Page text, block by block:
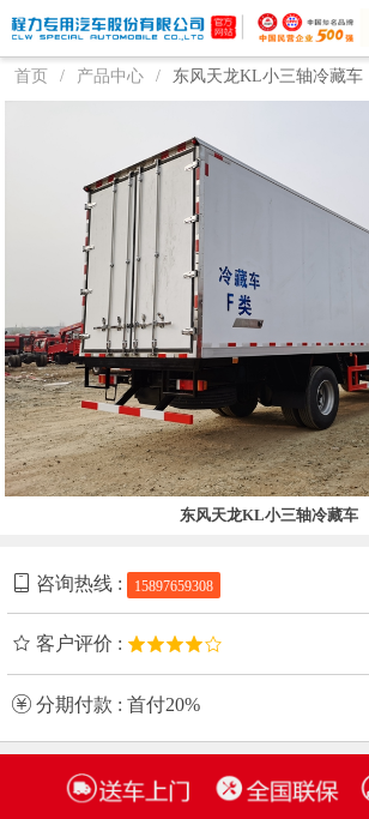
首页 / 产品中心 / 东风天龙KL小三轴冷藏车
东风天龙KL小三轴冷藏车
咨询热线 : 15897659308
客户评价 :
分期付款 : 首付20%